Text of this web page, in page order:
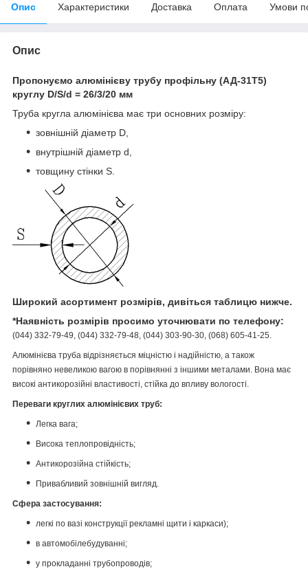
Опис Характеристики Доставка Оплата Умови
Опис
Пропонуємо алюмінієву трубу профільну (АД-31Т5)
круглу D/S/d = 26/3/20 мм
Труба кругла алюмінієва має три основних розміру:
зовнішній діаметр D,
внутрішній діаметр d,
товщину стінки S.
Широкий асортимент розмірів, дивіться таблицю нижче.
*Наявність розмірів просимо уточнювати по телефону:
(044) 332-79-49, (044) 332-79-48, (044) 303-90-30, (068) 605-41-25.
Алюмінієва труба відрізняється міцністю і надійністю, а також
порівняно невеликою вагою в порівнянні з іншими металами. Вона має
високі антикорозійні властивості, стійка до впливу вологості.
Переваги круглих алюмінієвих труб:
Легка вага;
Висока теплопровідність;
Антикорозійна стійкість;
Привабливий зовнішній вигляд.
Сфера застосування:
легкі по вазі конструкції рекламні щити і каркаси);
в автомобілебудуванні;
у прокладанні трубопроводів;